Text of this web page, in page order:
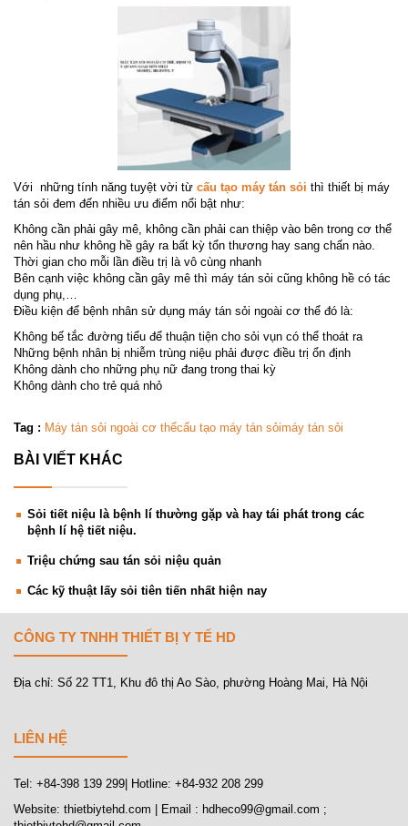
Với những tính năng tuyệt vời từ cấu tạo máy tán sỏi thì thiết bị máy
tán sỏi đem đến nhiều ưu điểm nổi bật như:
Không cần phải gây mê, không cần phải can thiệp vào bên trong cơ thể
nên hầu như không hề gây ra bất kỳ tổn thương hay sang chấn nào.
Thời gian cho mỗi lần điều trị là vô cùng nhanh
Bên cạnh việc không cần gây mê thì máy tán sỏi cũng không hề có tác
dụng phụ,…
Điều kiện để bệnh nhân sử dụng máy tán sỏi ngoài cơ thể đó là:
Không bế tắc đường tiểu để thuận tiện cho sỏi vụn có thể thoát ra
Những bệnh nhân bị nhiễm trùng niệu phải được điều trị ổn định
Không dành cho những phụ nữ đang trong thai kỳ
Không dành cho trẻ quá nhỏ
Tag : Máy tán sỏi ngoài cơ thểcấu tạo máy tán sỏimáy tán sỏi
BÀI VIẾT KHÁC
Sỏi tiết niệu là bệnh lí thường gặp và hay tái phát trong các
bệnh lí hệ tiết niệu.
Triệu chứng sau tán sỏi niệu quản
Các kỹ thuật lấy sỏi tiên tiến nhất hiện nay
CÔNG TY TNHH THIẾT BỊ Y TẾ HD
Địa chỉ: Số 22 TT1, Khu đô thị Ao Sào, phường Hoàng Mai, Hà Nội
LIÊN HỆ
Tel: +84-398 139 299| Hotline: +84-932 208 299
Website: thietbiytehd.com | Email : hdheco99@gmail.com ;